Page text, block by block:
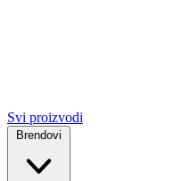
Svi proizvodi
Brendovi